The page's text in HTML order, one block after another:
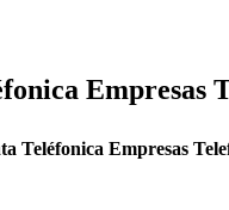
Empresas
Teléfonica Empresas